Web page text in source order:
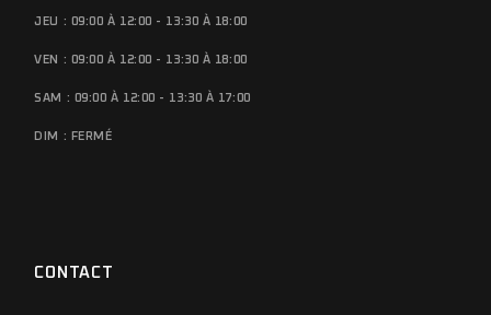
JEU : 09:00 À 12:00 - 13:30 À 18:00
VEN : 09:00 À 12:00 - 13:30 À 18:00
SAM : 09:00 À 12:00 - 13:30 À 17:00
DIM : FERMÉ
CONTACT